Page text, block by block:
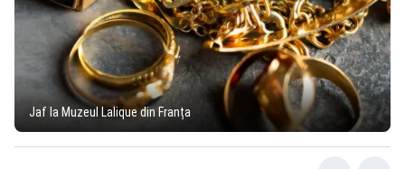
Jaf la Muzeul Lalique din Franța